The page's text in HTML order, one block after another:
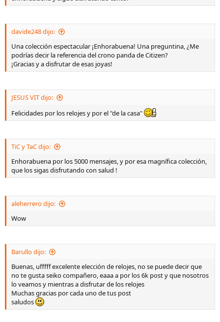
davide248 dijo:
Una colección espectacular ¡Enhorabuena! Una preguntina, ¿Me
podrías decir la referencia del crono panda de Citizen?
¡Gracias y a disfrutar de esas joyas!
JESUS VIT dijo:
Felicidades por los relojes y por el "de la casa"
TiC y TaC dijo:
Enhorabuena por los 5000 mensajes, y por esa magnífica colección,
que los sigas disfrutando con salud !
aleherrero dijo:
Wow
Barullo dijo:
Buenas, ufffff excelente elección de relojes, no se puede decir que
no te gusta seiko compañero, eaaa a por los 6k post y que nosotros
lo veamos y mientras a disfrutar de los relojes
Muchas gracias por cada uno de tus post
saludos